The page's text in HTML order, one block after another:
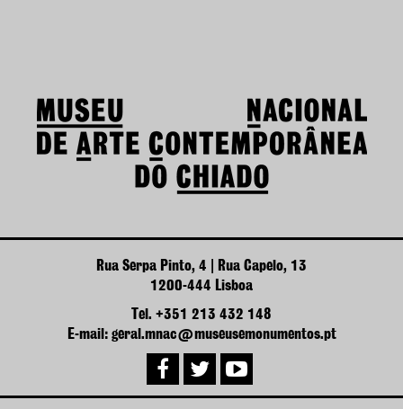
Rua Serpa Pinto, 4 | Rua Capelo, 13
1200-444 Lisboa
Tel. +351 213 432 148
E-mail: geral.mnac@museusemonumentos.pt